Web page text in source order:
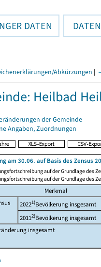
DATEN
Abkürzungen |
Heilbad
der Gemeinde
Angaben, Zuordnungen
am 30.06. auf Basis des Zensus
auf der Grundlage des
auf der Grundlage des
Merkmal
20221)Bevölkerung insgesamt
20112)Bevölkerung insgesamt
insgesamt